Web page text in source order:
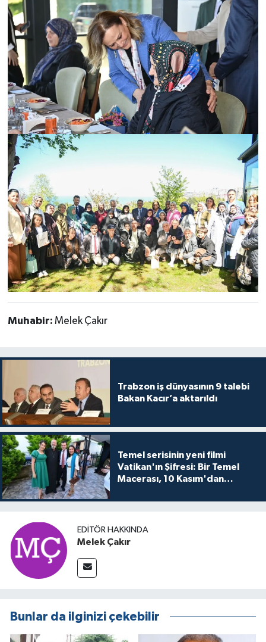
Muhabir: Melek Çakır
Trabzon iş dünyasının 9 talebi
Bakan Kacır’a aktarıldı
Temel serisinin yeni filmi
Vatikan'ın Şifresi: Bir Temel
Macerası, 10 Kasım'dan
buluşuyo
EDITÖR HAKKINDA
Melek Çakır
Bunlar da ilginizi çekebilir